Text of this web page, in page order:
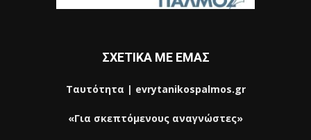
ΣΧΕΤΙΚΑ ΜΕ ΕΜΑΣ
Ταυτότητα | evrytanikospalmos.gr
«Για σκεπτόμενους αναγνώστες»